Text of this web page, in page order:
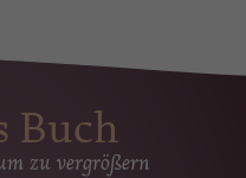
Buch
zu vergrößern